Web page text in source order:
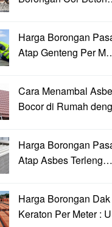
Harga Borongan
Atap Genteng Per
Cara Menambal
Bocor di Rumah
Harga Borongan
Atap Asbes Terleng…
Harga Borongan Dak
Keraton Per Meter :